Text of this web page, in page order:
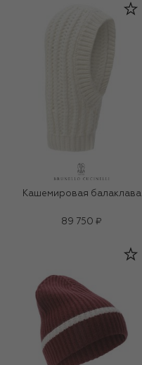
Кашемировая балаклава
89 750 ₽